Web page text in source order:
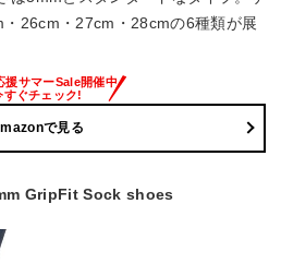
26cm・27cm・28cmの6種類が展
で見る
GripFit Sock shoes